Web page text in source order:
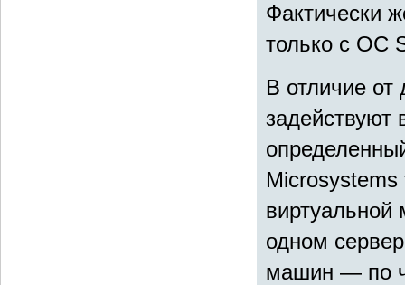
Фактически
только с ОС
В отличие от
Microsystems
виртуальной
одном
машин — по